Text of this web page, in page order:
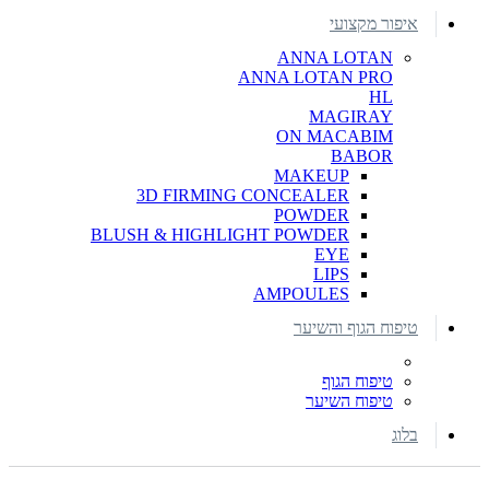
איפור מקצועי
ANNA LOTAN
ANNA LOTAN PRO
HL
MAGIRAY
ON MACABIM
BABOR
MAKEUP
3D FIRMING CONCEALER
POWDER
BLUSH & HIGHLIGHT POWDER
EYE
LIPS
AMPOULES
טיפוח הגוף והשיער
טיפוח הגוף
טיפוח השיער
בלוג